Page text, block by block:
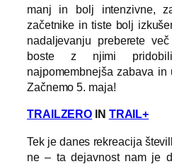
manj in bolj intenzivne,
začetnike in tiste bolj
nadaljevanju preberete
boste z njimi
najpomembnejša zabava
Začnemo 5. maja!
TRAILZERO IN TRAIL+
Tek je danes rekreacija
ne – ta dejavnost nam je